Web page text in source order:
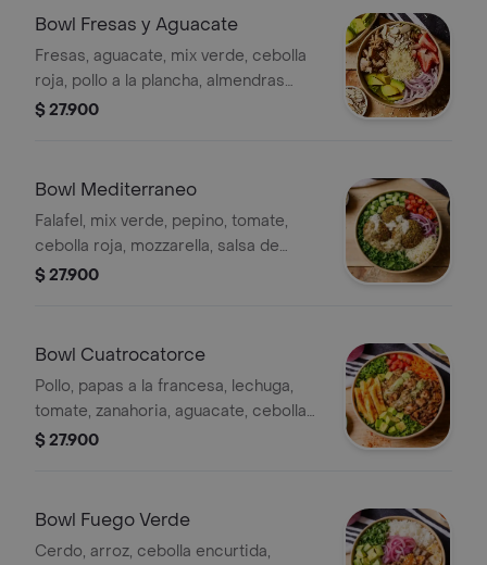
Bowl Fresas y Aguacate
Fresas, aguacate, mix verde, cebolla
roja, pollo a la plancha, almendras
fileteadas, queso parmesano y salsa
$ 27.900
Bowl Mediterraneo
Falafel, mix verde, pepino, tomate,
cebolla roja, mozzarella, salsa de
yogur griego y berenjena ahumada
$ 27.900
Bowl Cuatrocatorce
Pollo, papas a la francesa, lechuga,
tomate, zanahoria, aguacate, cebolla
caramelizada, alioli y berenjena
$ 27.900
Bowl Fuego Verde
Cerdo, arroz, cebolla encurtida,